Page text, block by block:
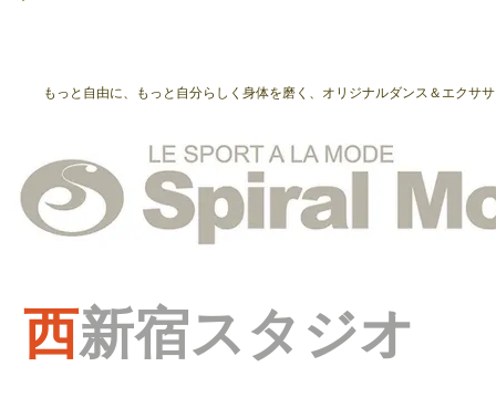
もっと自由に、もっと自分らしく身体を磨く、オリジナルダンス＆エクサ
西新宿スタジオ